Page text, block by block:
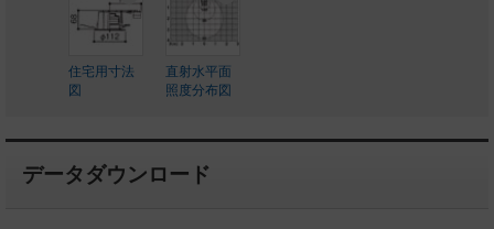
住宅用寸法
図
直射水平面
照度分布図
データダウンロード